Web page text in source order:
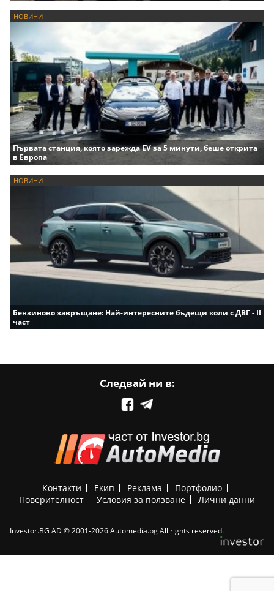
НОВИНИ
Първата станция, която зарежда EV за 5 минути, беше открита
в Европа
НОВИНИ
Бензиново завръщане: Най-интересните бъдещи коли с ДВГ - II
част
Следвай ни в:
Контакти Екип Реклама
Портфолио
Поверителност
Условия за ползване Лични данни
Investor.BG AD © 2001-2026 Automedia.bg All rights reserved.